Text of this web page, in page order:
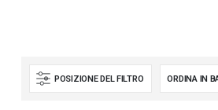
POSIZIONE DEL FILTRO